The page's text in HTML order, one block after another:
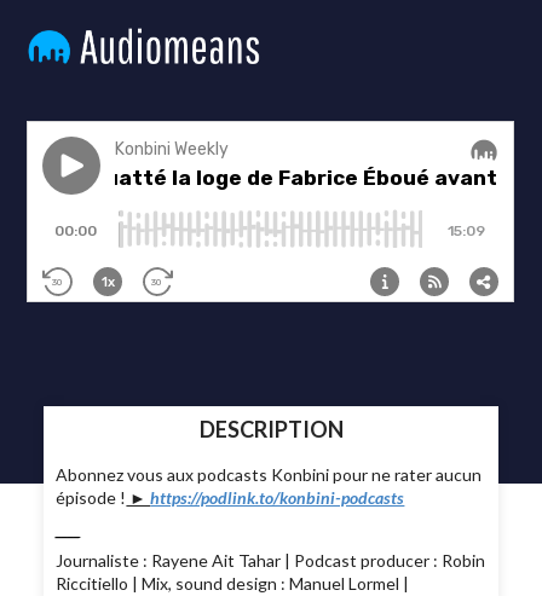
DESCRIPTION
Abonnez vous aux podcasts Konbini pour ne rater aucun
épisode ! ►https://podlink.to/konbini-podcasts
Journaliste : Rayene Ait Tahar | Podcast producer : Robin
Riccitiello | Mix, sound design : Manuel Lormel |